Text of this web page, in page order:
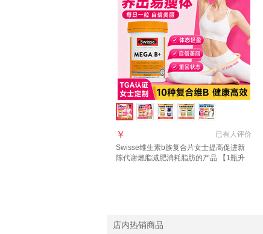
已有人评价
￥
Swisse维生素b族复合片女士提高促进新
陈代谢燃脂减肥消耗脂肪的产品 【1瓶升
店内热销商品